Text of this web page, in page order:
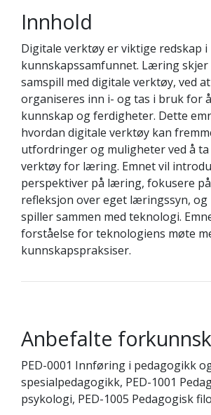
Innhold
Digitale verktøy er viktige redskap i
kunnskapssamfunnet. Læring skjer
samspill med digitale verktøy, ved
organiseres inn i- og tas i bruk for
kunnskap og ferdigheter. Dette
hvordan digitale verktøy kan
utfordringer og muligheter ved å
verktøy for læring. Emnet vil
perspektiver på læring, fokusere
refleksjon over eget læringssyn, og
spiller sammen med teknologi.
forståelse for teknologiens møte
kunnskapspraksiser.
Anbefalte
PED-0001 Innføring i pedagogikk
spesialpedagogikk, PED-1001
psykologi, PED-1005 Pedagogisk